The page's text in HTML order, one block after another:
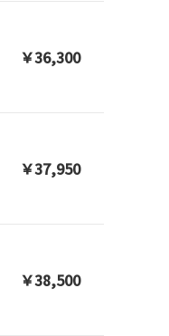
￥36,300
￥37,950
￥38,500